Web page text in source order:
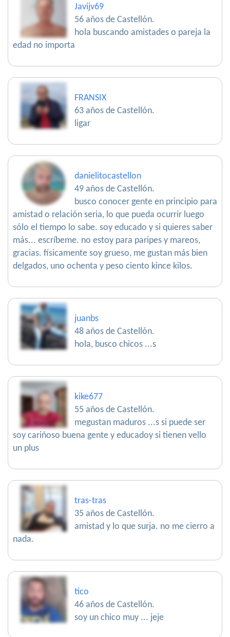
Javijv69
56 años de Castellón.
hola buscando amistades o pareja la
edad no importa
FRANSIX
63 años de Castellón.
ligar
danielitocastellon
49 años de Castellón.
busco conocer gente en principio para
amistad o relación seria, lo que pueda ocurrir luego
sólo el tiempo lo sabe. soy educado y si quieres saber
más... escríbeme. no estoy para paripes y mareos,
gracias. físicamente soy grueso, me gustan más bien
delgados, uno ochenta y peso ciento kince kilos.
juanbs
48 años de Castellón.
hola, busco chicos ...s
kike677
55 años de Castellón.
megustan maduros ...s si puede ser
soy cariñoso buena gente y educadoy si tienen vello
un plus
tras-tras
35 años de Castellón.
amistad y lo que surja. no me cierro a
nada.
tico
46 años de Castellón.
soy un chico muy ... jeje